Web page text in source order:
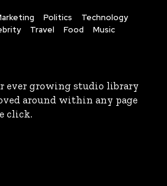
Politics
Technology
Travel Food Music
ever growing studio library
around within any page
click.